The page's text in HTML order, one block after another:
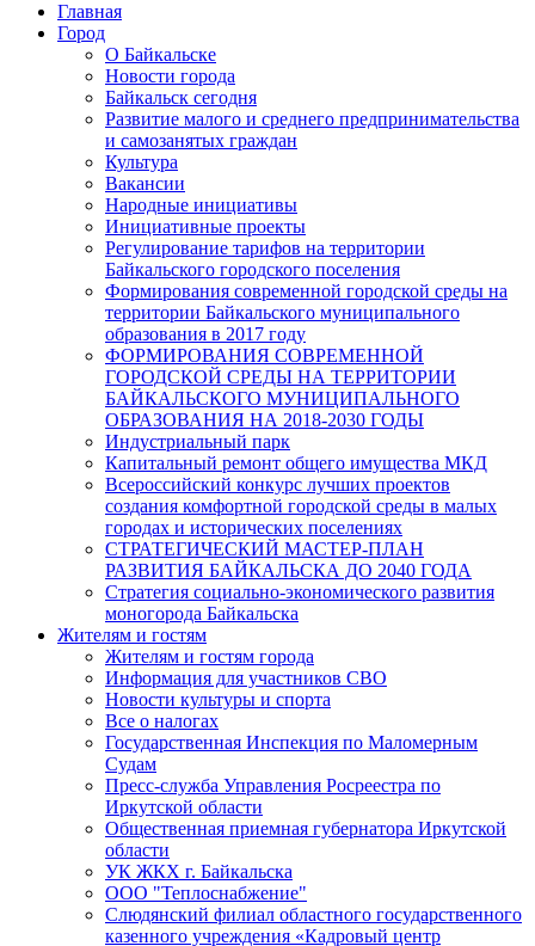
Главная
Город
О Байкальске
Новости города
Байкальск сегодня
Развитие малого и среднего предпринимательства
и самозанятых граждан
Культура
Вакансии
Народные инициативы
Инициативные проекты
Регулирование тарифов на территории
Байкальского городского поселения
Формирования современной городской среды на
территории Байкальского муниципального
образования в 2017 году
ФОРМИРОВАНИЯ СОВРЕМЕННОЙ
ГОРОДСКОЙ СРЕДЫ НА ТЕРРИТОРИИ
БАЙКАЛЬСКОГО МУНИЦИПАЛЬНОГО
ОБРАЗОВАНИЯ НА 2018-2030 ГОДЫ
Индустриальный парк
Капитальный ремонт общего имущества МКД
Всероссийский конкурс лучших проектов
создания комфортной городской среды в малых
городах и исторических поселениях
СТРАТЕГИЧЕСКИЙ МАСТЕР-ПЛАН
РАЗВИТИЯ БАЙКАЛЬСКА ДО 2040 ГОДА
Стратегия социально-экономического развития
моногорода Байкальска
Жителям и гостям
Жителям и гостям города
Информация для участников СВО
Новости культуры и спорта
Все о налогах
Государственная Инспекция по Маломерным
Судам
Пресс-служба Управления Росреестра по
Иркутской области
Общественная приемная губернатора Иркутской
области
УК ЖКХ г. Байкальска
ООО "Теплоснабжение"
Слюдянский филиал областного государственного
казенного учреждения «Кадровый центр